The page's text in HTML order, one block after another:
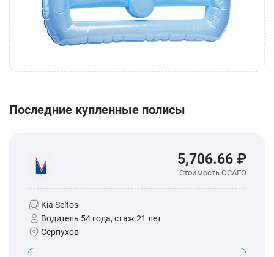
Последние купленные полисы
5,706.66 ₽
Стоимость ОСАГО
Kia Seltos
Водитель 54 года, стаж 21 лет
Серпухов